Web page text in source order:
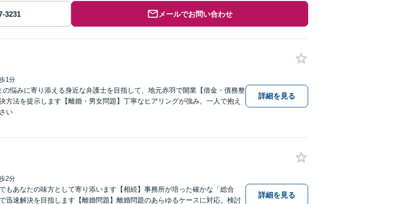
メールでお問い合わせ
1分
の悩みに寄り添える身近な弁護士を目指して、地元赤羽で開業【借金・債務整
方法を提示します【離婚・男女問題】丁寧なヒアリングが強み。一人で抱え
い
詳細を見る
2分
もあなたの味方として寄り添います【相続】事務所が培った確かな「総合
迅速解決を目指します【離婚問題】離婚問題のあらゆるケースに対応。検討
詳細を見る